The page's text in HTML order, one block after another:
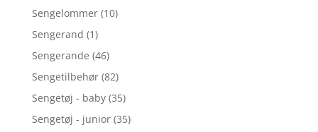
Sengelommer (10)
Sengerand (1)
Sengerande (46)
Sengetilbehør (82)
Sengetøj - baby (35)
Sengetøj - junior (35)